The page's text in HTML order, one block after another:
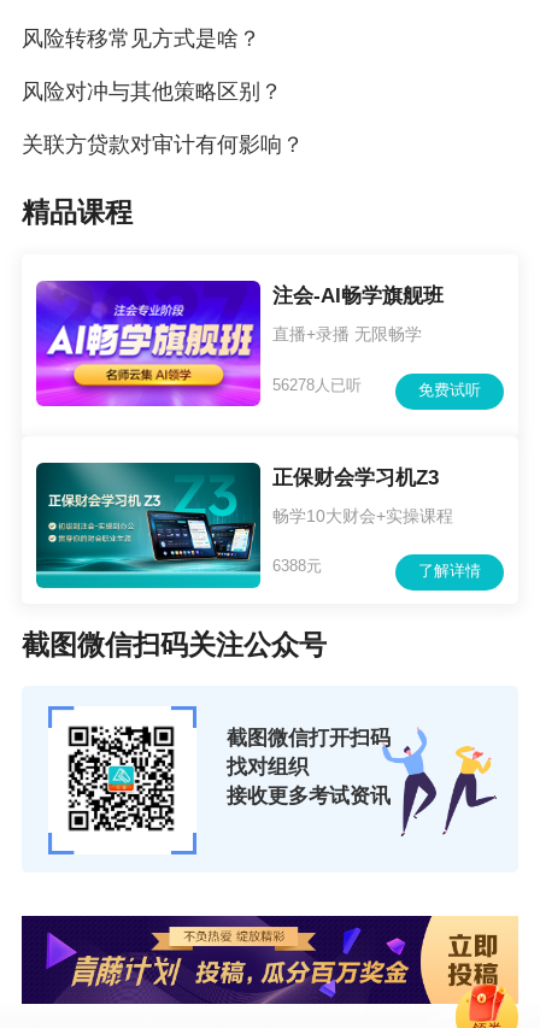
风险转移常见方式是啥？
风险对冲与其他策略区别？
关联方贷款对审计有何影响？
精品课程
注会-AI畅学旗舰班
直播+录播 无限畅学
免费试听
56278人已听
正保财会学习机Z3
畅学10大财会+实操课程
了解详情
6388元
截图微信扫码关注公众号
截图微信打开扫码
找对组织
接收更多考试资讯